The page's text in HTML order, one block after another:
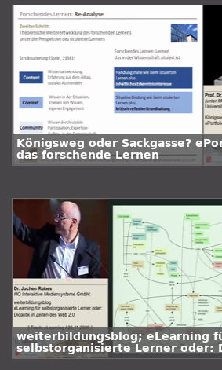
Königsweg oder Sackgasse?
das forschende Lernen
weiterbildungsblog; eLearning
selbstorganisierte Lerner oder:
Zeiten des Web 2.0